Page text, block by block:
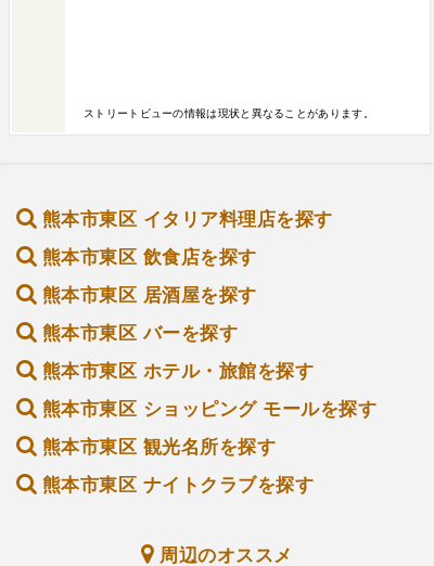
ストリートビューの情報は現状と異なることがあります。
熊本市東区 イタリア料理店を探す
熊本市東区 飲食店を探す
熊本市東区 居酒屋を探す
熊本市東区 バーを探す
熊本市東区 ホテル・旅館を探す
熊本市東区 ショッピング モールを探す
熊本市東区 観光名所を探す
熊本市東区 ナイトクラブを探す
周辺のオススメ